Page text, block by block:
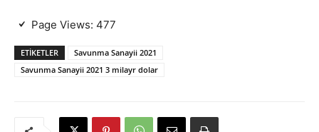
Page Views: 477
ETIKETLER
Savunma Sanayii 2021
Savunma Sanayii 2021 3 milayr dolar